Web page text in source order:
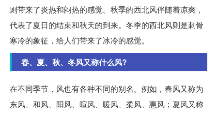
则带来了炎热和闷热的感觉。秋季的西北风伴随着凉爽，
代表了夏日的结束和秋天的到来。冬季的西北风则是刺骨
寒冷的象征，给人们带来了冰冷的感觉。
春、夏、秋、冬风又称什么风?
在不同季节，风也有各种不同的别名。例如，春风又称为
东风、和风、阳风、暄风、暖风、柔风、惠风；夏风又称